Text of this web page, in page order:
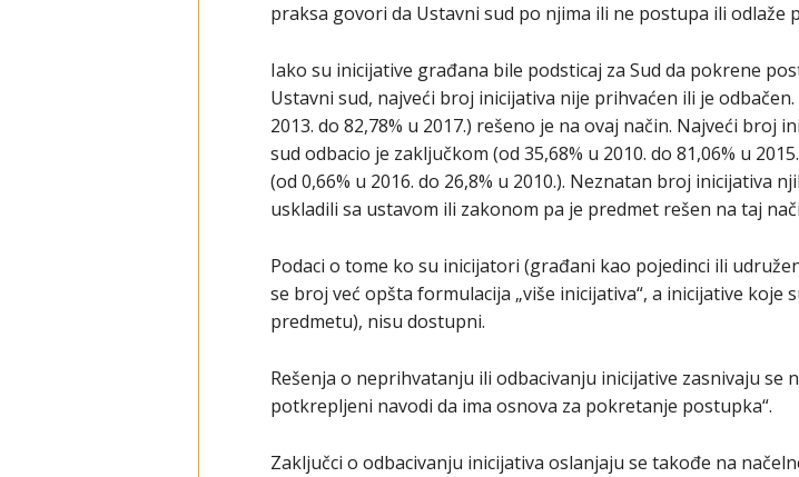
praksa govori da Ustavni sud po njima ili ne postupa ili odlaže
Iako su inicijative građana bile podsticaj za Sud da pokrene
Ustavni sud, najveći broj inicijativa nije prihvaćen ili je
2013. do 82,78% u 2017.) rešeno je na ovaj način. Najveći
sud odbacio je zaključkom (od 35,68% u 2010. do 81,06% u
(od 0,66% u 2016. do 26,8% u 2010.). Neznatan broj inicijativa
uskladili sa ustavom ili zakonom pa je predmet rešen na taj
Podaci o tome ko su inicijatori (građani kao pojedinci ili
se broj već opšta formulacija „više inicijativa“, a inicijative
predmetu), nisu dostupni.
Rešenja o neprihvatanju ili odbacivanju inicijative zasnivaju
potkrepljeni navodi da ima osnova za pokretanje postupka“.
Zaključci o odbacivanju inicijativa oslanjaju se takođe na